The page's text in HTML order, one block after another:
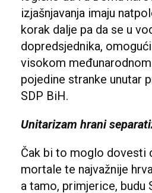
izjašnjavanja imaju
korak dalje pa da se u
dopredsjednika,
visokom
pojedine stranke unutar
SDP BiH.
Unitarizam hrani
Čak bi to moglo dovesti
mortale te najvažnije
a tamo, primjerice, budu